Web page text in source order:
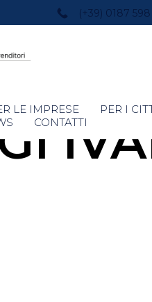
(+39) 0187
LE IMPRESE
PER I
CONTATTI